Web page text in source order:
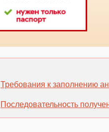
Требования к заполнению
Последовательность